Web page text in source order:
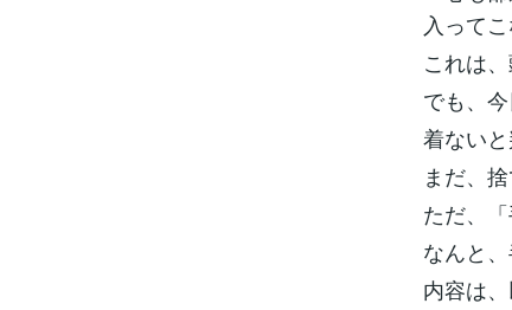
入って
これは
でも、
着ない
まだ、
ただ、
なんと
内容は